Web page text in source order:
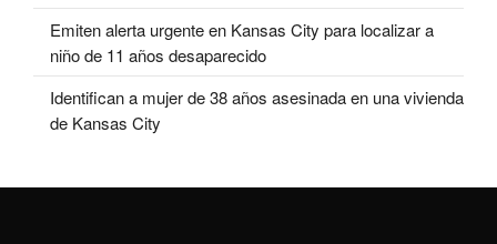
Emiten alerta urgente en Kansas City para localizar a
niño de 11 años desaparecido
Identifican a mujer de 38 años asesinada en una vivienda
de Kansas City